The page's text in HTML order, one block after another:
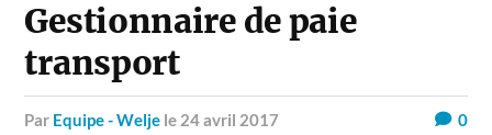
Gestionnaire de paie
transport
par Equipe - Welje le 24 avril 2017 0